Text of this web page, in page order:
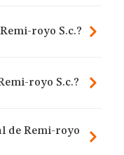
royo S.c.?
royo S.c.?
de Remi-royo